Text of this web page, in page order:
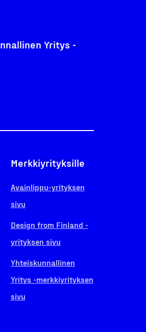
Yritys -
Merkkiyrityksille
Avainlippu-yrityksen
sivu
Design from Finland -
yrityksen sivu
Yhteiskunnallinen
Yritys -merkkiyrityksen
sivu